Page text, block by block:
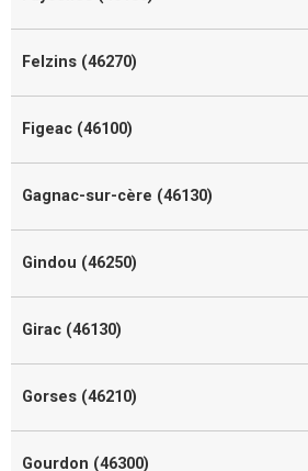
Felzins (46270)
Figeac (46100)
Gagnac-sur-cère (46130)
Gindou (46250)
Girac (46130)
Gorses (46210)
Gourdon (46300)